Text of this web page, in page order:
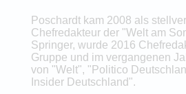
Poschardt kam 2008 als
Chefredakteur der "Welt am
Springer, wurde 2016
Gruppe und im vergangenen
von "Welt", "Politico
Insider Deutschland".